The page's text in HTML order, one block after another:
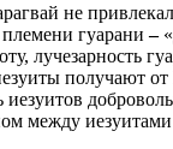
не
гуарани –
лучезарность
получают
иезуитов
между